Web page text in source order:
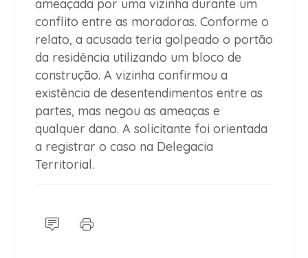
ameaçada por uma vizinha durante um
conflito entre as moradoras. Conforme o
relato, a acusada teria golpeado o portão
da residência utilizando um bloco de
construção. A vizinha confirmou a
existência de desentendimentos entre as
partes, mas negou as ameaças e
qualquer dano. A solicitante foi orientada
a registrar o caso na Delegacia
Territorial.